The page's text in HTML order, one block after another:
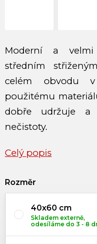
Moderní a
středním
celém obvodu
použitému
dobře udržuje
nečistoty.
Celý popis
Rozměr
40x60 cm
Skladem externě,
odesíláme do 3 - 8